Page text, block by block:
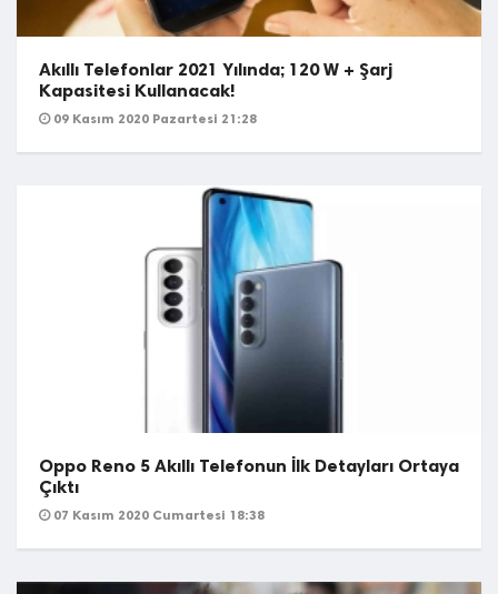
Akıllı Telefonlar 2021 Yılında; 120 W + Şarj
Kapasitesi Kullanacak!
09 Kasım 2020 Pazartesi 21:28
Oppo Reno 5 Akıllı Telefonun İlk Detayları Ortaya
Çıktı
07 Kasım 2020 Cumartesi 18:38